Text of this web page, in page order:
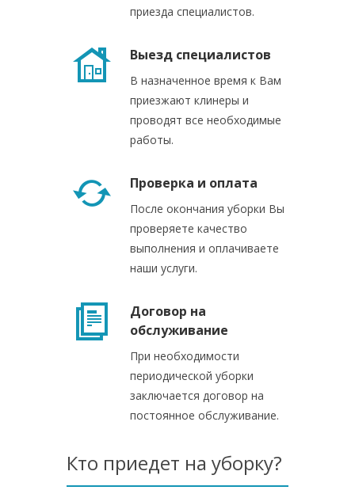
приезда специалистов.
Выезд специалистов
В назначенное время к Вам
приезжают клинеры и
проводят все необходимые
работы.
Проверка и оплата
После окончания уборки Вы
проверяете качество
выполнения и оплачиваете
наши услуги.
Договор на
обслуживание
При необходимости
периодической уборки
заключается договор на
постоянное обслуживание.
Кто приедет на уборку?